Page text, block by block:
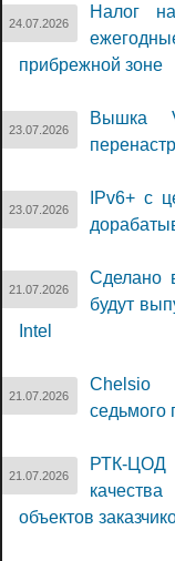
24.07.2026
Налог
прибрежной зоне
23.07.2026
Вышка
23.07.2026
IPv6+ с
21.07.2026
Сделано
будут
Intel
21.07.2026
Chelsio
21.07.2026
РТК-ЦОД
объектов